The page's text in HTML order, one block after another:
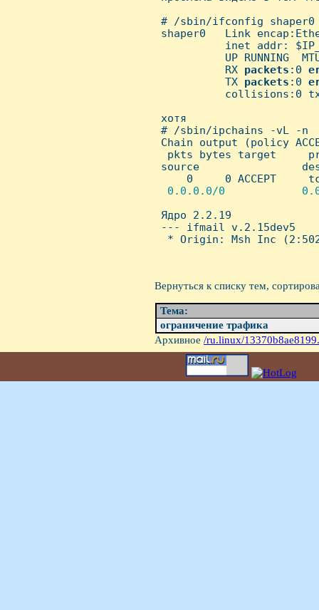
# /sbin/ifconfig shaper0
shaper0   Link
inet addr:
UP RUNNING
           RX
packets :0
           TX
packets :0
collisions:0
хотя
# /sbin/ipchains -vL -
Chain output (policy
pkts bytes target
source
0     0 ACCEPT
0.0.0.0/0
Ядро 2.2.19
--- ifmail v.2.15dev5
* Origin: Msh Inc
Вернуться к списку тем,
Тема:
ограничение трафика
Архивное /ru.linux/